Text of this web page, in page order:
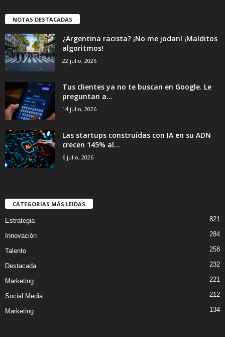
NOTAS DESTACADAS
¿Argentina racista? ¡No me jodan! ¡Malditos
algoritmos!
22 julio, 2026
Tus clientes ya no te buscan en Google. Le
preguntan a...
14 julio, 2026
Las startups construídas con IA en su ADN
crecen 145% al...
6 julio, 2026
CATEGORIAS MÁS LEIDAS
Estrategia 821
Innovación 284
Talento 258
Destacada 232
Marketing 221
Social Media 212
Marketing 134